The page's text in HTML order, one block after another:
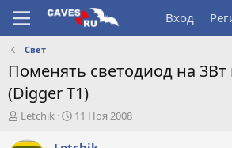
Вход
Свет
Поменять светодиод на 3Вт
(Digger T1)
А
т
Letchik
Д
т
11 Ноя 2008